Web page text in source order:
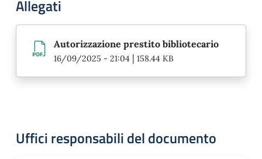
Allegati
Autorizzazione prestito bibliotecario
16/09/2025 - 21:04 | 158.44 KB
Uffici responsabili del documento